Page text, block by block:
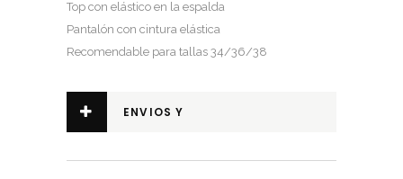
Top con elástico en la espalda
Pantalón con cintura elástica
Recomendable para tallas 34/36/38
ENVIOS Y